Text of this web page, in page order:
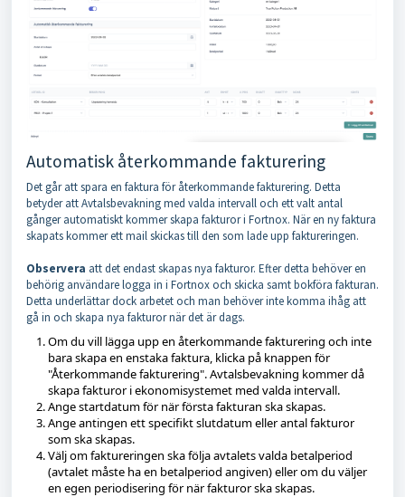
Automatisk återkommande fakturering
Det går att spara en faktura för återkommande fakturering. Detta
betyder att Avtalsbevakning med valda intervall och ett valt antal
gånger automatiskt kommer skapa fakturor i Fortnox. När en ny faktura
skapats kommer ett mail skickas till den som lade upp faktureringen.
Observera att det endast skapas nya fakturor. Efter detta behöver en
behörig användare logga in i Fortnox och skicka samt bokföra fakturan.
Detta underlättar dock arbetet och man behöver inte komma ihåg att
gå in och skapa nya fakturor när det är dags.
Om du vill lägga upp en återkommande fakturering och inte
bara skapa en enstaka faktura, klicka på knappen för
"Återkommande fakturering". Avtalsbevakning kommer då
skapa fakturor i ekonomisystemet med valda intervall.
Ange startdatum för när första fakturan ska skapas.
Ange antingen ett specifikt slutdatum eller antal fakturor
som ska skapas.
Välj om faktureringen ska följa avtalets valda betalperiod
(avtalet måste ha en betalperiod angiven) eller om du väljer
en egen periodisering för när fakturor ska skapas.